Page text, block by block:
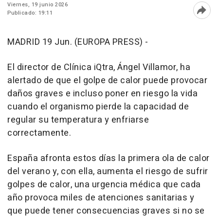
Viernes, 19 junio 2026
Publicado: 19:11
MADRID 19 Jun. (EUROPA PRESS) -
El director de Clínica iQtra, Ángel Villamor, ha
alertado de que el golpe de calor puede provocar
daños graves e incluso poner en riesgo la vida
cuando el organismo pierde la capacidad de
regular su temperatura y enfriarse
correctamente.
España afronta estos días la primera ola de calor
del verano y, con ella, aumenta el riesgo de sufrir
golpes de calor, una urgencia médica que cada
año provoca miles de atenciones sanitarias y
que puede tener consecuencias graves si no se